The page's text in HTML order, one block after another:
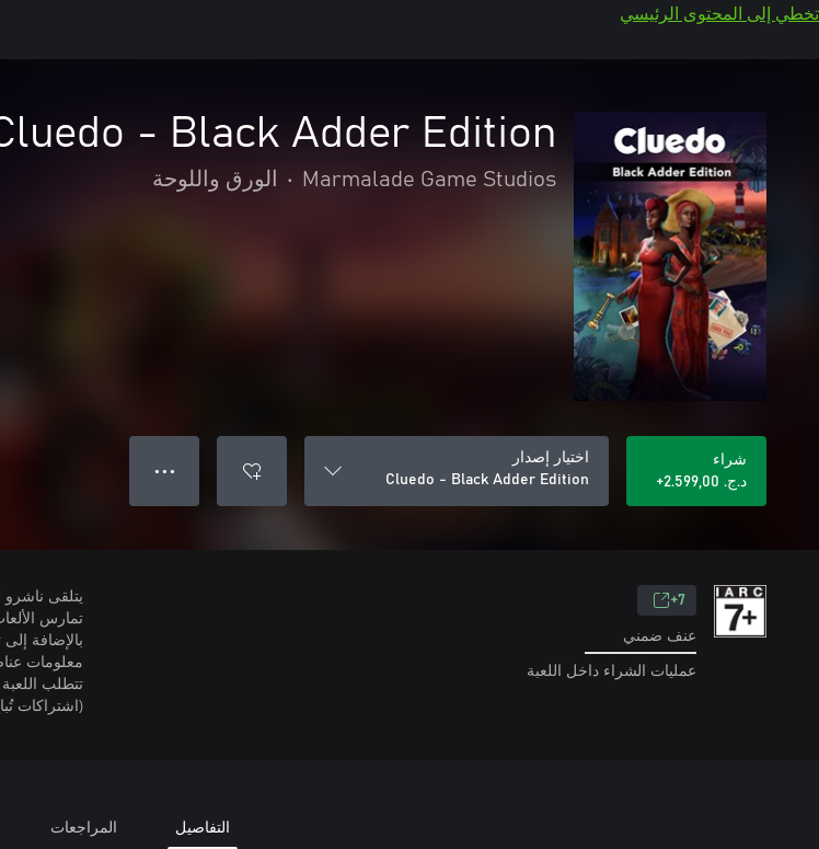
تخطي إلى المحتوى الرئيسي
- Black Adder Edition
Marmalade Game Studios
• الورق واللوحة
شراء
د.ج.‏ 2.599,00+
اختيار إصدار
Cluedo - Black Adder Edition
● ● ●
7+
عنف ضمني
عمليات الشراء داخل اللعبة
تمارس
بالإضافة
معلومات
(اشتراكات
التفاصيل المراجعات